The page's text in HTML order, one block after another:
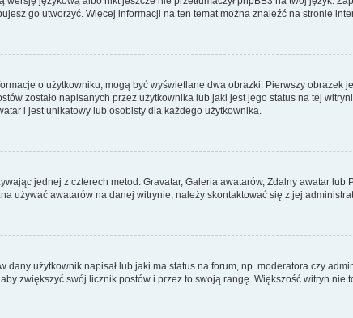
go utworzyć. Więcej informacji na ten temat można znaleźć na stronie
o użytkowniku, mogą być wyświetlane dwa obrazki. Pierwszy
zostało napisanych przez użytkownika lub jaki jest jego status na tej
i jest unikatowy lub osobisty dla każdego użytkownika.
jednej z czterech metod: Gravatar, Galeria awatarów, Zdalny awatar
używać awatarów na danej witrynie, należy skontaktować się z jej
użytkownik napisał lub jaki ma status na forum, np. moderatora czy
zwiększyć swój licznik postów i przez to swoją rangę. Większość witryn